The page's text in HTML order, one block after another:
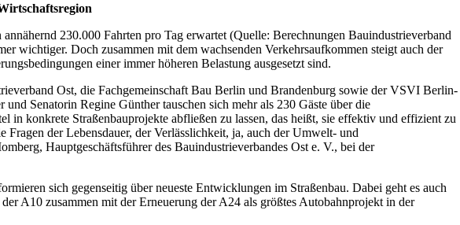
230.000 Fahrten pro Tag erwartet (Quelle: Berechnungen Bauindustrieverband
wichtiger. Doch zusammen mit dem wachsenden Verkehrsaufkommen steigt auch der
einer immer höheren Belastung ausgesetzt sind.
Ost, die Fachgemeinschaft Bau Berlin und Brandenburg sowie der VSVI Berlin-
Senatorin Regine Günther tauschen sich mehr als 230 Gäste über die
in konkrete Straßenbauprojekte abfließen zu lassen, das heißt, sie effektiv und effizient zu
der Lebensdauer, der Verlässlichkeit, ja, auch der Umwelt- und
Hauptgeschäftsführer des Bauindustrieverbandes Ost e. V., bei der
sich gegenseitig über neueste Entwicklungen im Straßenbau. Dabei geht es auch
A10 zusammen mit der Erneuerung der A24 als größtes Autobahnprojekt in der